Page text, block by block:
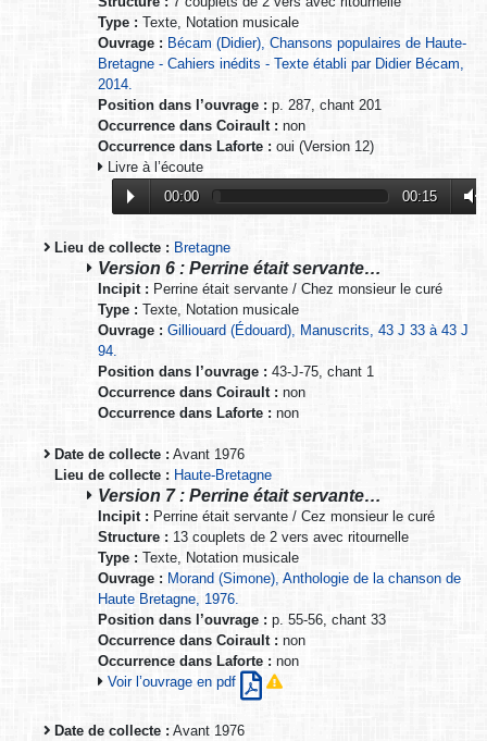
Type : Texte, Notation musicale
Ouvrage : Bécam (Didier), Chansons populaires de Haute-
Bretagne - Cahiers inédits - Texte établi par Didier Bécam,
2014.
Position dans l’ouvrage : p. 287, chant 201
Occurrence dans Coirault : non
Occurrence dans Laforte : oui (Version 12)
Livre à l’écoute
00:00
00:15
Lieu de collecte : Bretagne
Version 6 : Perrine était servante…
Incipit : Perrine était servante / Chez monsieur le curé
Type : Texte, Notation musicale
Ouvrage : Gilliouard (Édouard), Manuscrits, 43 J 33 à 43 J
94.
Position dans l’ouvrage : 43-J-75, chant 1
Occurrence dans Coirault : non
Occurrence dans Laforte : non
Date de collecte : Avant 1976
Lieu de collecte : Haute-Bretagne
Version 7 : Perrine était servante…
Incipit : Perrine était servante / Cez monsieur le curé
Structure : 13 couplets de 2 vers avec ritournelle
Type : Texte, Notation musicale
Ouvrage : Morand (Simone), Anthologie de la chanson de
Haute Bretagne, 1976.
Position dans l’ouvrage : p. 55-56, chant 33
Occurrence dans Coirault : non
Occurrence dans Laforte : non
Voir l’ouvrage en pdf
Date de collecte : Avant 1976